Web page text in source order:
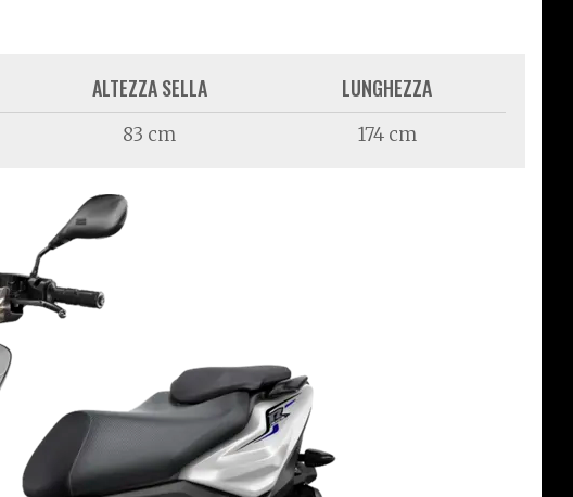
ALTEZZA SELLA
83 cm
LUNGHEZZA
174 cm